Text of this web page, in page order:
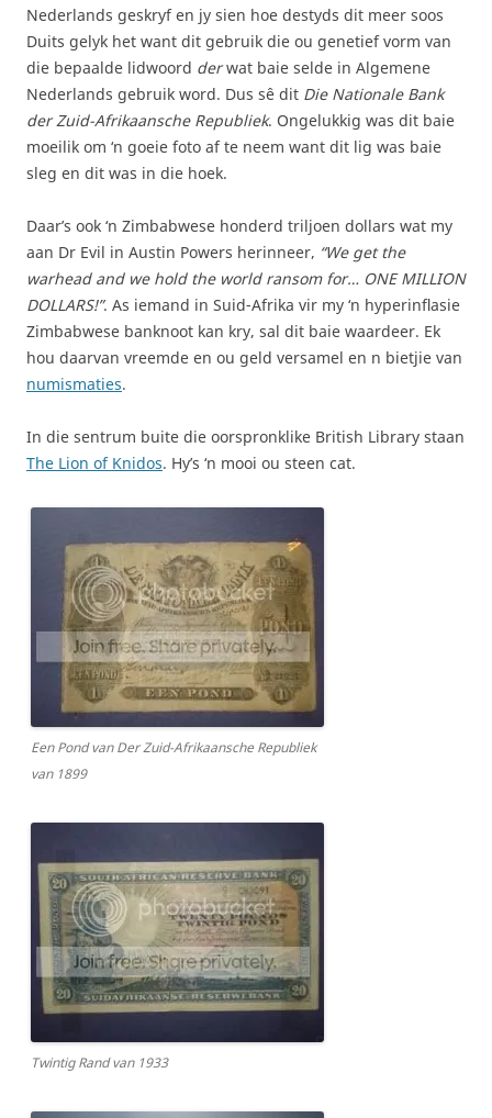
Nederlands geskryf en jy sien hoe destyds dit meer soos
Duits gelyk het want dit gebruik die ou genetief vorm van
die bepaalde lidwoord derwat baie selde in Algemene
Nederlands gebruik word. Dus sê dit Die Nationale Bank
der Zuid-Afrikaansche Republiek. Ongelukkig was dit baie
moeilik om ‘n goeie foto af te neem want dit lig was baie
sleg en dit was in die hoek.
Daar’s ook ‘n Zimbabwese honderd triljoen dollars wat my
aan Dr Evil in Austin Powers herinneer, “We get the
warhead and we hold the world ransom for… ONE MILLION
DOLLARS!”. As iemand in Suid-Afrika vir my ‘n hyperinflasie
Zimbabwese banknoot kan kry, sal dit baie waardeer. Ek
hou daarvan vreemde en ou geld versamel en n bietjie van
numismaties.
In die sentrum buite die oorspronklike British Library staan
The Lion of Knidos. Hy’s ‘n mooi ou steen cat.
Een Pond van Der Zuid-Afrikaansche Republiek
van 1899
Twintig Rand van 1933